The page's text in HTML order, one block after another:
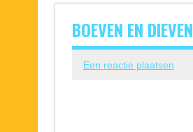
BOEVEN EN DIEVEN
Een reactie plaatsen